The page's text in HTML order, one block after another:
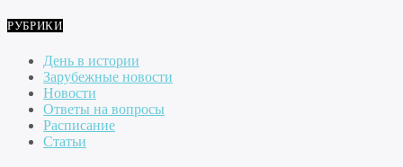
РУБРИКИ
День в истории
Зарубежные новости
Новости
Ответы на вопросы
Расписание
Статьи